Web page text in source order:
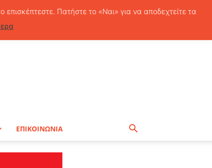
ΕΠΙΚΟΙΝΩΝΙΑ
επισκέπτεστε. Πατήστε το «Ναι» για να αποδεχτείτε τα